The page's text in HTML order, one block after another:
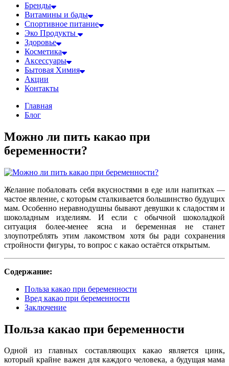
Бренды
Витамины и бады
Спортивное питание
Эко Продукты
Здоровье
Косметика
Аксессуары
Бытовая Химия
Акции
Контакты
Главная
Блог
Можно ли пить какао при
беременности?
Желание побаловать себя вкусностями в еде или напитках —
частое явление, с которым сталкивается большинство будущих
мам. Особенно неравнодушны бывают девушки к сладостям и
шоколадным изделиям. И если с обычной шоколадкой
ситуация более-менее ясна и беременная не станет
злоупотреблять этим лакомством хотя бы ради сохранения
стройности фигуры, то вопрос с какао остаётся открытым.
Содержание:
Польза какао при беременности
Вред какао при беременности
Заключение
Польза какао при беременности
Одной из главных составляющих какао является цинк,
который крайне важен для каждого человека, а будущая мама